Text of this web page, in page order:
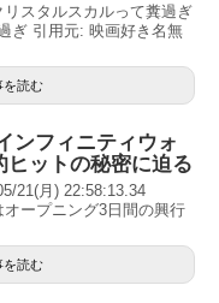
スタルスカルって糞過ぎ
ぎ 引用元: 映画好き名無
を読む
ンフィニティウォ
ヒットの秘密に迫る
21(月) 22:58:13.34
オープニング3日間の興行
を読む